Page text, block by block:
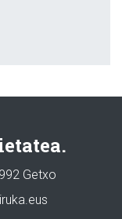
Getxo